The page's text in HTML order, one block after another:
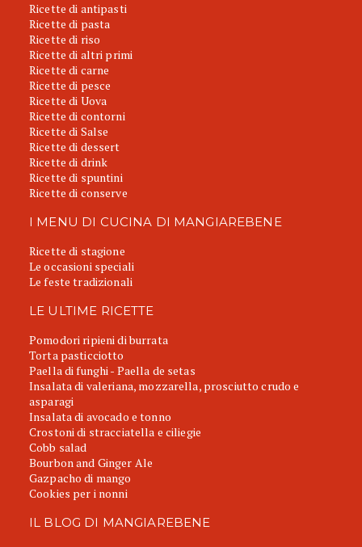
Ricette di antipasti
Ricette di pasta
Ricette di riso
Ricette di altri primi
Ricette di carne
Ricette di pesce
Ricette di Uova
Ricette di contorni
Ricette di Salse
Ricette di dessert
Ricette di drink
Ricette di spuntini
Ricette di conserve
I MENU DI CUCINA DI MANGIAREBENE
Ricette di stagione
Le occasioni speciali
Le feste tradizionali
LE ULTIME RICETTE
Pomodori ripieni di burrata
Torta pasticciotto
Paella di funghi - Paella de setas
Insalata di valeriana, mozzarella, prosciutto crudo e
asparagi
Insalata di avocado e tonno
Crostoni di stracciatella e ciliegie
Cobb salad
Bourbon and Ginger Ale
Gazpacho di mango
Cookies per i nonni
IL BLOG DI MANGIAREBENE